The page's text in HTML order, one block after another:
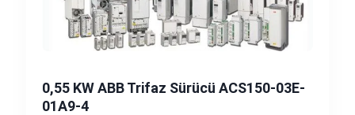
0,55 KW ABB Trifaz Sürücü ACS150-03E-
01A9-4